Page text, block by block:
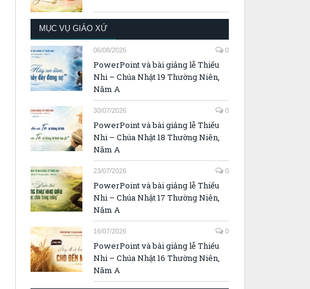
MỤC VỤ GIÁO XỨ
06/08/2026 0
PowerPoint và bài giảng lễ Thiếu
Nhi – Chúa Nhật 19 Thường Niên,
Năm A
30/07/2026 0
PowerPoint và bài giảng lễ Thiếu
Nhi – Chúa Nhật 18 Thường Niên,
Năm A
23/07/2026 0
PowerPoint và bài giảng lễ Thiếu
Nhi – Chúa Nhật 17 Thường Niên,
Năm A
16/07/2026 0
PowerPoint và bài giảng lễ Thiếu
Nhi – Chúa Nhật 16 Thường Niên,
Năm A